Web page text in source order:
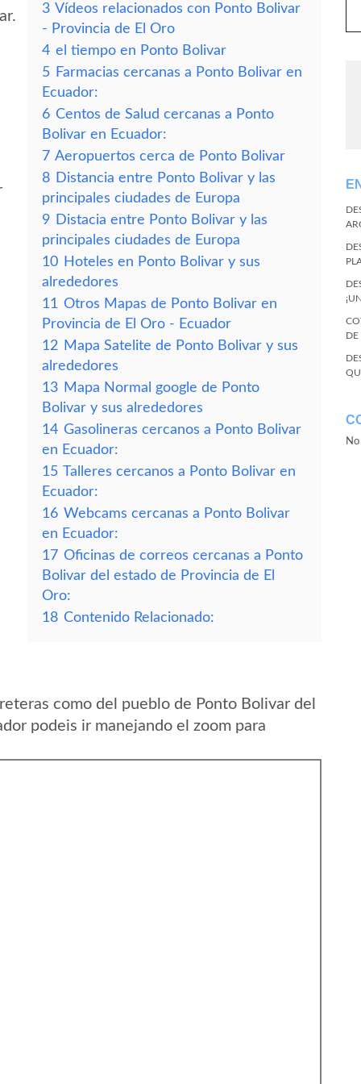
3 Vídeos relacionados con Ponto Bolivar
- Provincia de El Oro
4 el tiempo en Ponto Bolivar
5 Farmacias cercanas a Ponto Bolivar en
Ecuador:
6 Centos de Salud cercanas a Ponto
Bolivar en Ecuador:
7 Aeropuertos cerca de Ponto Bolivar
8 Distancia entre Ponto Bolivar y las
principales ciudades de Europa
9 Distacia entre Ponto Bolivar y las
principales ciudades de Europa
10 Hoteles en Ponto Bolivar y sus
alrededores
11 Otros Mapas de Ponto Bolivar en
Provincia de El Oro - Ecuador
12 Mapa Satelite de Ponto Bolivar y sus
alrededores
13 Mapa Normal google de Ponto
Bolivar y sus alrededores
14 Gasolineras cercanos a Ponto Bolivar
en Ecuador:
15 Talleres cercanos a Ponto Bolivar en
Ecuador:
16 Webcams cercanas a Ponto Bolivar
en Ecuador:
17 Oficinas de correos cercanas a Ponto
Bolivar del estado de Provincia de El
Oro:
18 Contenido Relacionado:
como del pueblo de Ponto Bolivar del
podeis ir manejando el zoom para
DE